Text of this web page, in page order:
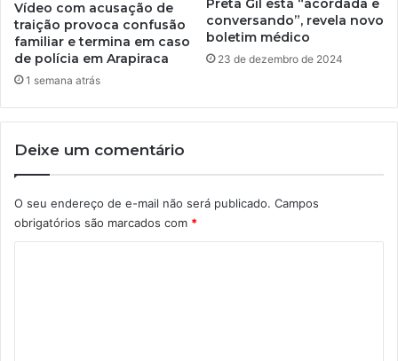
Vídeo com acusação de
traição provoca confusão
familiar e termina em caso
de polícia em Arapiraca
1 semana atrás
Preta Gil está “acordada e
conversando”, revela novo
boletim médico
23 de dezembro de 2024
Deixe um comentário
O seu endereço de e-mail não será publicado. Campos
obrigatórios são marcados com *